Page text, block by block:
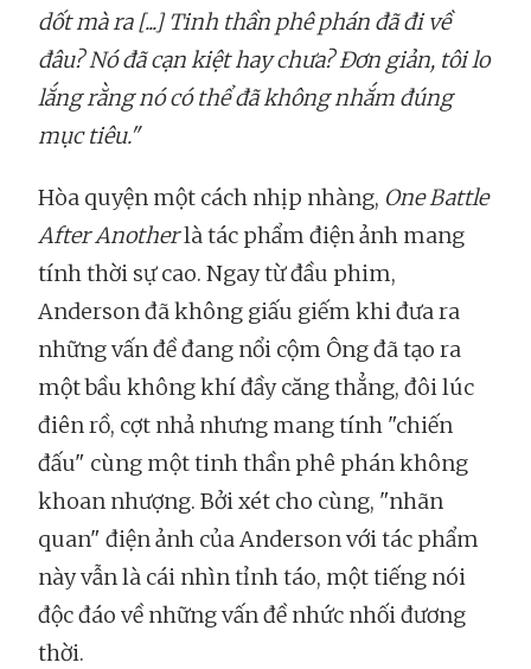
dốt mà ra [...] Tinh thần phê phán đã đi về
đâu? Nó đã cạn kiệt hay chưa? Đơn giản, tôi lo
lắng rằng nó có thể đã không nhắm đúng
mục tiêu."
Hòa quyện một cách nhịp nhàng, One Battle
After Anotherlà tác phẩm điện ảnh mang
tính thời sự cao. Ngay từ đầu phim,
Anderson đã không giấu giếm khi đưa ra
những vấn đề đang nổi cộm Ông đã tạo ra
một bầu không khí đầy căng thẳng, đôi lúc
điên rồ, cợt nhả nhưng mang tính "chiến
đấu" cùng một tinh thần phê phán không
khoan nhượng. Bởi xét cho cùng, "nhãn
quan" điện ảnh của Anderson với tác phẩm
này vẫn là cái nhìn tỉnh táo, một tiếng nói
độc đáo về những vấn đề nhức nhối đương
thời.